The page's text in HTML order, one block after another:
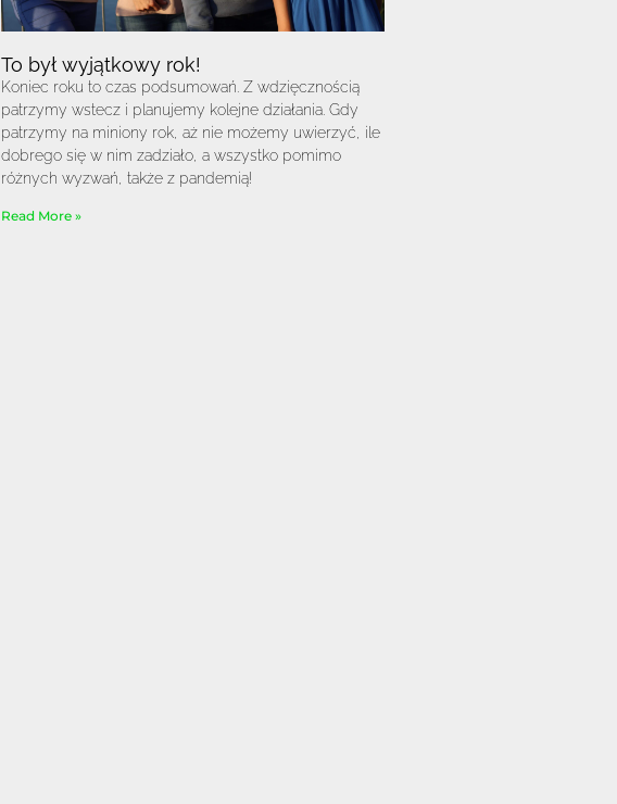
To był wyjątkowy rok!
Koniec roku to czas podsumowań. Z wdzięcznością
patrzymy wstecz i planujemy kolejne działania. Gdy
patrzymy na miniony rok, aż nie możemy uwierzyć, ile
dobrego się w nim zadziało, a wszystko pomimo
różnych wyzwań, także z pandemią!
Read More »